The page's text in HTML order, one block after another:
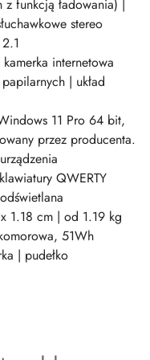
funkcją ładowania) |
stereo
kamerka internetowa
| układ
11 Pro 64 bit,
przez producenta.
QWERTY
1.18 cm | od 1.19 kg
51Wh
| pudełko